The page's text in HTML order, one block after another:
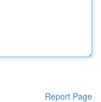
Report Page